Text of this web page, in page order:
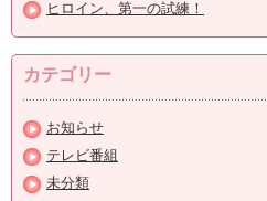
ヒロイン、第一の試練！
カテゴリー
お知らせ
テレビ番組
未分類